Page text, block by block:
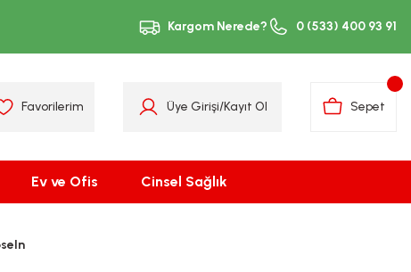
Kargom Nerede? 0 (533) 400 93 91
Favorilerim Üye Girişi/Kayıt Ol Sepet
Ev ve Ofis Cinsel Sağlık